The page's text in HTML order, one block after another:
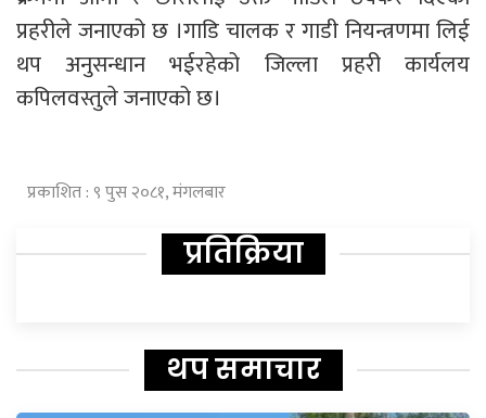
प्रहरीले जनाएको छ ।गाडि चालक र गाडी नियन्त्रणमा लिई
थप अनुसन्धान भईरहेको जिल्ला प्रहरी कार्यलय
कपिलवस्तुले जनाएको छ।
प्रकाशित : ९ पुस २०८१, मंगलबार
प्रतिक्रिया
थप समाचार